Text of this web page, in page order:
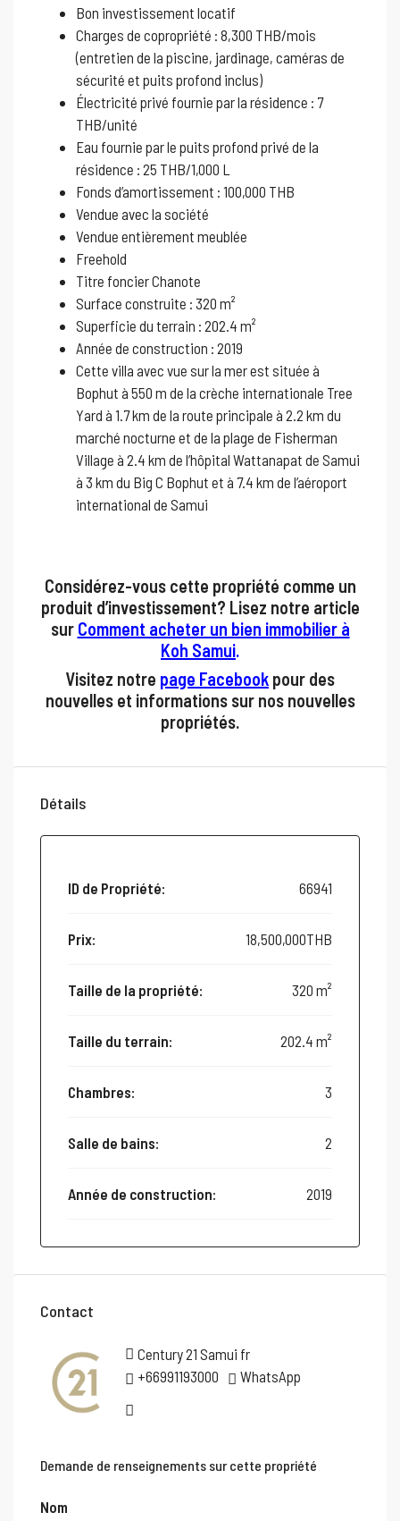
Bon investissement locatif
Charges de copropriété : 8,300 THB/mois
(entretien de la piscine, jardinage, caméras de
sécurité et puits profond inclus)
Électricité privé fournie par la résidence : 7
THB/unité
Eau fournie par le puits profond privé de la
résidence : 25 THB/1,000 L
Fonds d’amortissement : 100,000 THB
Vendue avec la société
Vendue entièrement meublée
Freehold
Titre foncier Chanote
Surface construite : 320 m²
Superficie du terrain : 202.4 m²
Année de construction : 2019
Cette villa avec vue sur la mer est située à
Bophut à 550 m de la crèche internationale Tree
Yard à 1.7 km de la route principale à 2.2 km du
marché nocturne et de la plage de Fisherman
Village à 2.4 km de l’hôpital Wattanapat de Samui
à 3 km du Big C Bophut et à 7.4 km de l’aéroport
international de Samui
Considérez-vous cette propriété comme un
produit d’investissement? Lisez notre article
sur Comment acheter un bien immobilier à
Koh Samui.
Visitez notre page Facebook pour des
nouvelles et informations sur nos nouvelles
propriétés.
Détails
ID de Propriété: 66941
Prix: 18,500,000THB
Taille de la propriété: 320 m²
Taille du terrain: 202.4 m²
Chambres: 3
Salle de bains: 2
Année de construction: 2019
Contact
Century 21 Samui fr
+66991193000
WhatsApp
Demande de renseignements sur cette propriété
Nom